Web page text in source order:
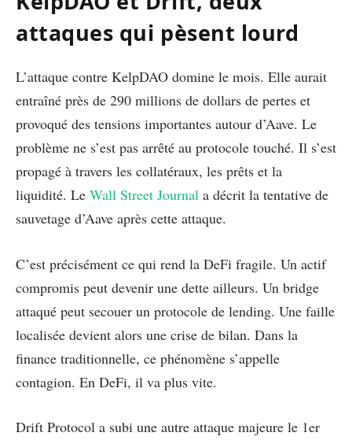
attaques qui pèsent lourd
L’attaque contre KelpDAO domine le mois. Elle aurait
entraîné près de 290 millions de dollars de pertes et
provoqué des tensions importantes autour d’Aave. Le
problème ne s’est pas arrêté au protocole touché. Il s’est
propagé à travers les collatéraux, les prêts et la
liquidité. Le Wall Street Journal a décrit la tentative de
sauvetage d’Aave après cette attaque.
C’est précisément ce qui rend la DeFi fragile. Un actif
compromis peut devenir une dette ailleurs. Un bridge
attaqué peut secouer un protocole de lending. Une faille
localisée devient alors une crise de bilan. Dans la
finance traditionnelle, ce phénomène s’appelle
contagion. En DeFi, il va plus vite.
Drift Protocol a subi une autre attaque majeure le 1er